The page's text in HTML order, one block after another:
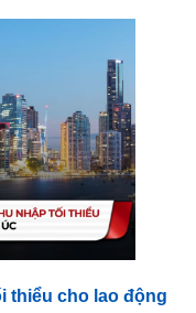
thiểu cho lao động